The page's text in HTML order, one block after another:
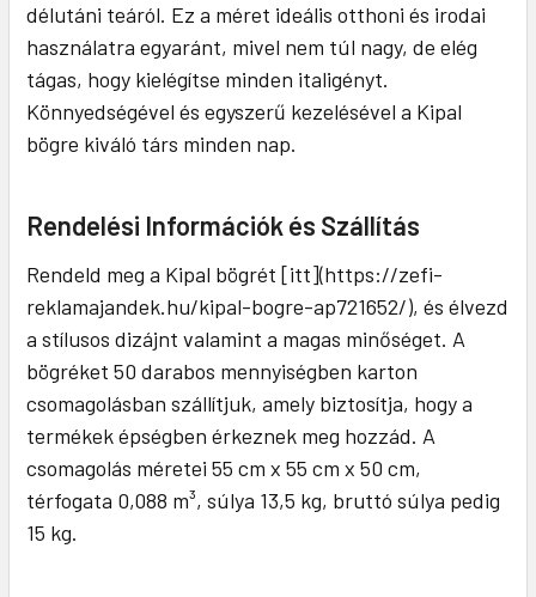
délutáni teáról. Ez a méret ideális otthoni és irodai
használatra egyaránt, mivel nem túl nagy, de elég
tágas, hogy kielégítse minden italigényt.
Könnyedségével és egyszerű kezelésével a Kipal
bögre kiváló társ minden nap.
Rendelési Információk és Szállítás
Rendeld meg a Kipal bögrét [itt](https://zefi-
reklamajandek.hu/kipal-bogre-ap721652/), és élvezd
a stílusos dizájnt valamint a magas minőséget. A
bögréket 50 darabos mennyiségben karton
csomagolásban szállítjuk, amely biztosítja, hogy a
termékek épségben érkeznek meg hozzád. A
csomagolás méretei 55 cm x 55 cm x 50 cm,
térfogata 0,088 m³, súlya 13,5 kg, bruttó súlya pedig
15 kg.